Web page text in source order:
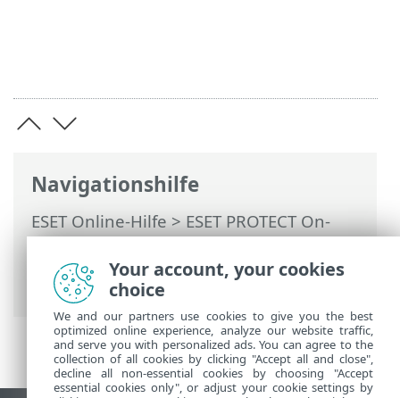
Navigationshilfe
ESET Online-Hilfe>ESET PROTECT On-
Prem>Häufig gestellte Fragen (FAQ)>
Muss ich weitere Komponenten zu
meiner ESET PROTECT-VA hinzufügen?
Your account, your cookies
choice
We and our partners use cookies to give you the best
optimized online experience, analyze our website traffic,
and serve you with personalized ads. You can agree to the
collection of all cookies by clicking "Accept all and close",
decline all non-essential cookies by choosing "Accept
essential cookies only", or adjust your cookie settings by